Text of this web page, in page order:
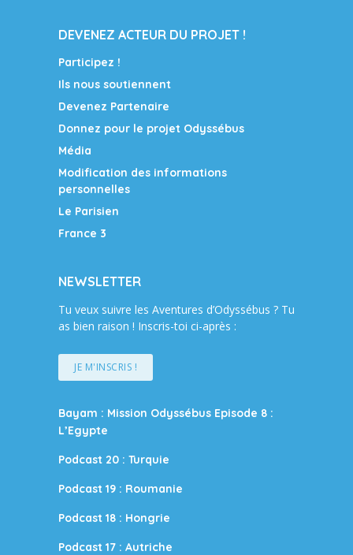
DEVENEZ ACTEUR DU PROJET !
Participez !
Ils nous soutiennent
Devenez Partenaire
Donnez pour le projet Odyssébus
Média
Modification des informations
personnelles
Le Parisien
France 3
NEWSLETTER
Tu veux suivre les Aventures d’Odyssébus ? Tu
as bien raison ! Inscris-toi ci-après :
JE M'INSCRIS !
Bayam : Mission Odyssébus Episode 8 :
L’Egypte
Podcast 20 : Turquie
Podcast 19 : Roumanie
Podcast 18 : Hongrie
Podcast 17 : Autriche